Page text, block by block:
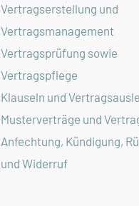
Vertragserstellung und
Vertragsmanagement
Vertragsprüfung sowie
Vertragspflege
Klauseln und
Musterverträge und
Anfechtung, Kündigung,
und Widerruf